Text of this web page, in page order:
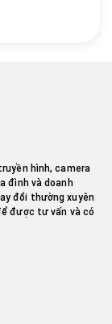
hình, camera
đình và doanh
đổi thường xuyên
được tư vấn và có